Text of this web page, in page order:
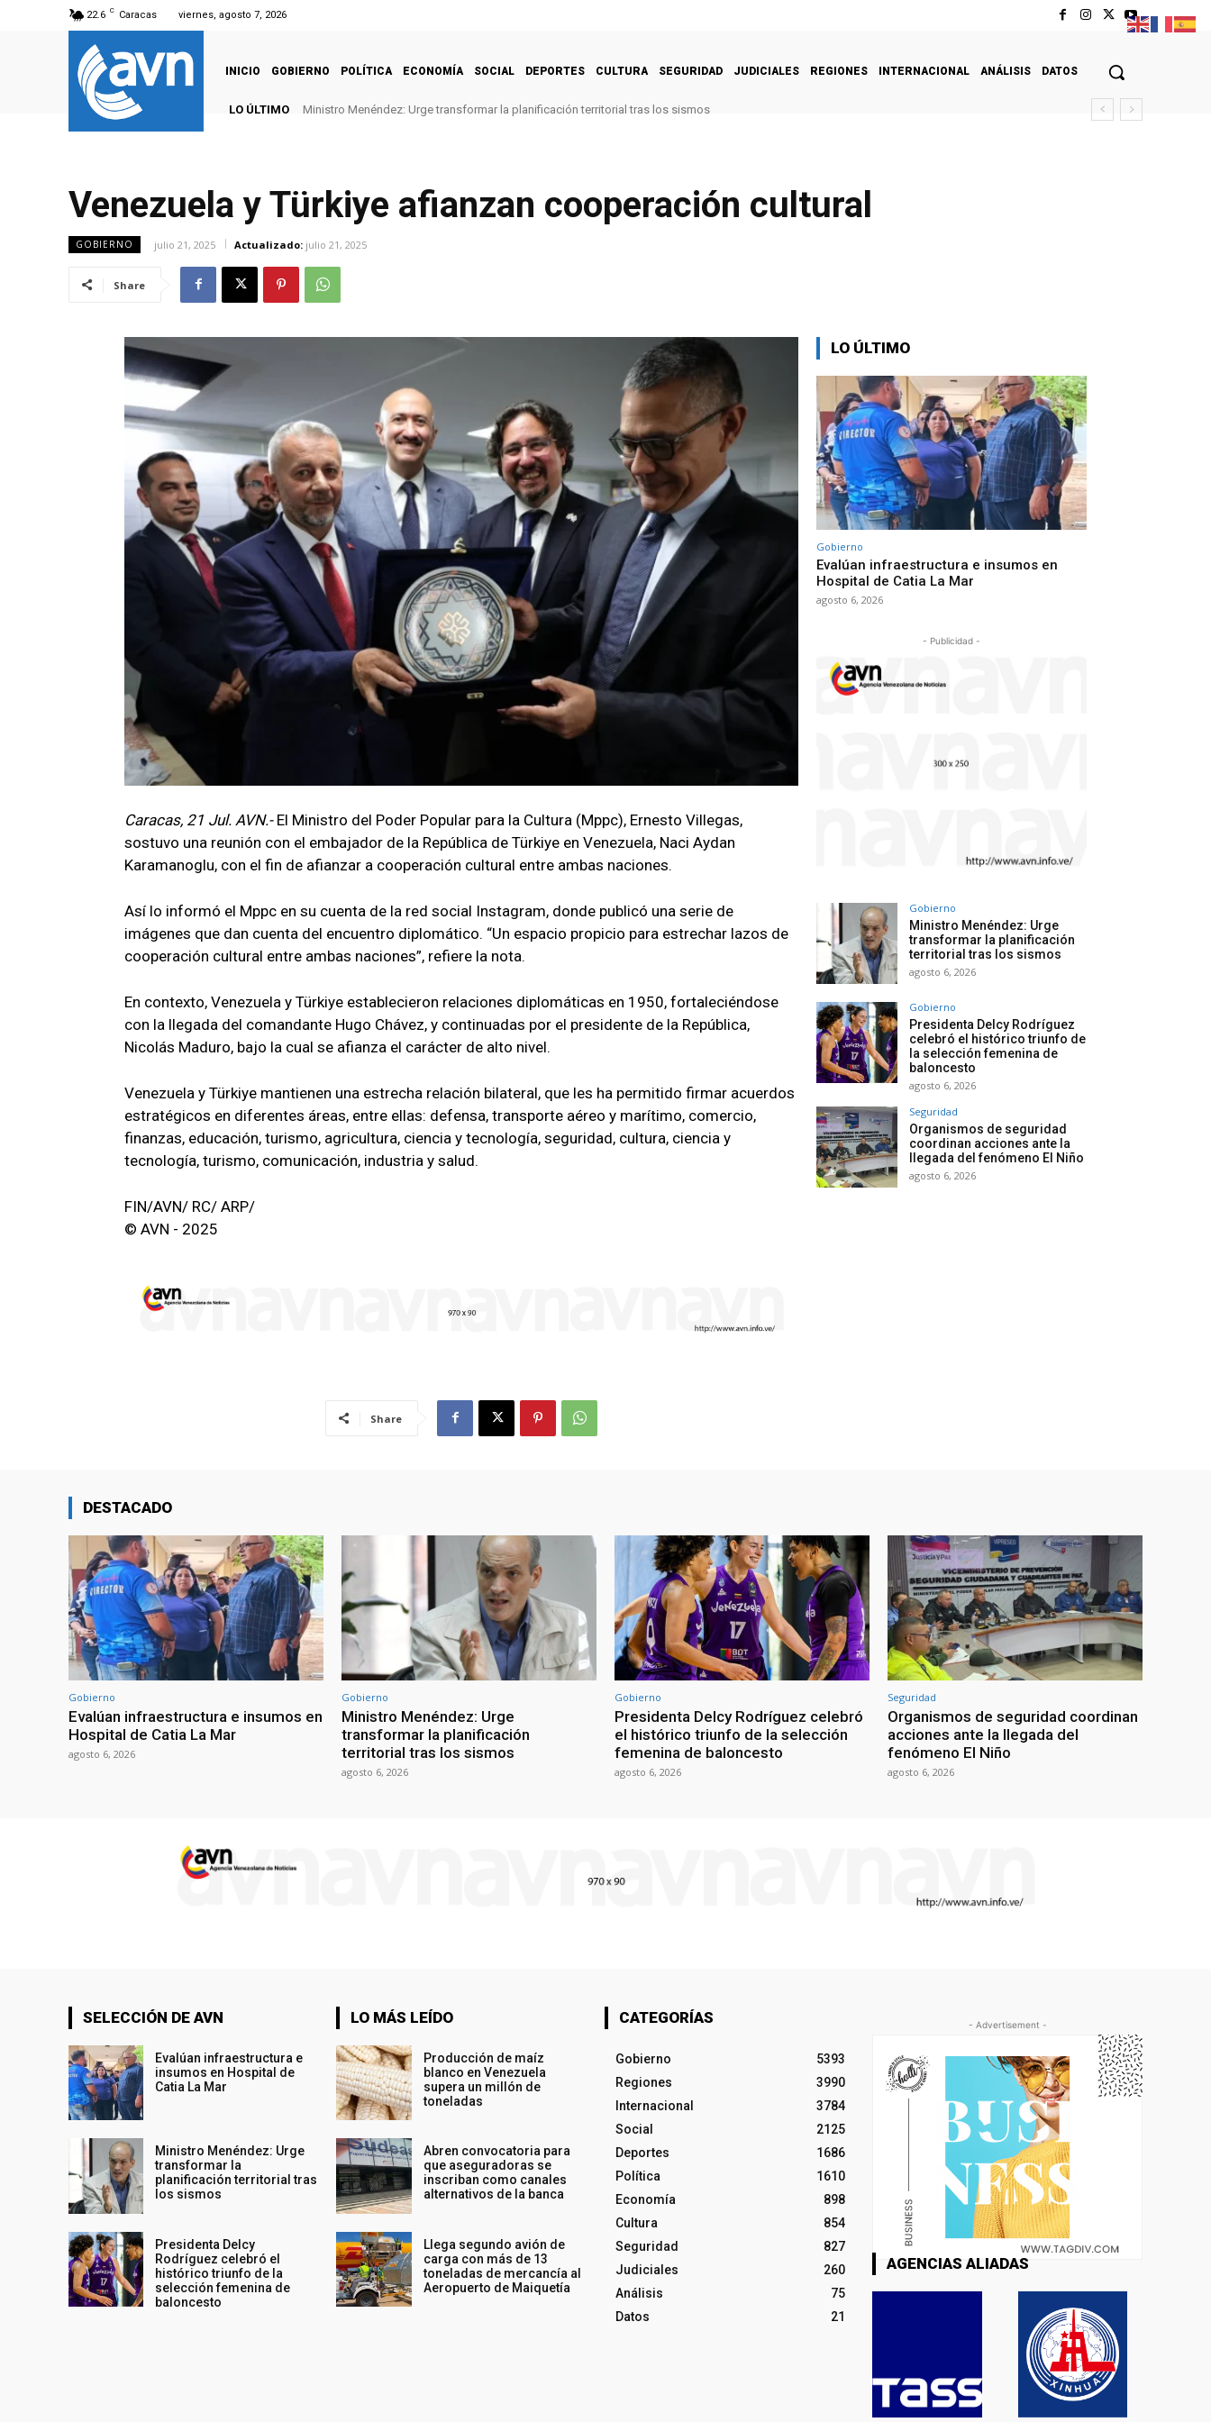
22.6 C Caracas viernes, agosto 7, 2026
INICIO GOBIERNO POLÍTICA ECONOMÍA SOCIAL DEPORTES CULTURA SEGURIDAD JUDICIALES REGIONES INTERNACIONAL ANÁLISIS DATOS
LO ÚLTIMO Ministro Menéndez: Urge transformar la planificación territorial tras los sismos
Venezuela y Türkiye afianzan cooperación cultural
GOBIERNO julio 21, 2025 Actualizado: julio 21, 2025
Share
Caracas, 21 Jul. AVN.- El Ministro del Poder Popular para la Cultura (Mppc), Ernesto Villegas,
sostuvo una reunión con el embajador de la República de Türkiye en Venezuela, Naci Aydan
Karamanoglu, con el fin de afianzar a cooperación cultural entre ambas naciones.
Así lo informó el Mppc en su cuenta de la red social Instagram, donde publicó una serie de
imágenes que dan cuenta del encuentro diplomático. “Un espacio propicio para estrechar lazos de
cooperación cultural entre ambas naciones”, refiere la nota.
En contexto, Venezuela y Türkiye establecieron relaciones diplomáticas en 1950, fortaleciéndose
con la llegada del comandante Hugo Chávez, y continuadas por el presidente de la República,
Nicolás Maduro, bajo la cual se afianza el carácter de alto nivel.
Venezuela y Türkiye mantienen una estrecha relación bilateral, que les ha permitido firmar acuerdos
estratégicos en diferentes áreas, entre ellas: defensa, transporte aéreo y marítimo, comercio,
finanzas, educación, turismo, agricultura, ciencia y tecnología, seguridad, cultura, ciencia y
tecnología, turismo, comunicación, industria y salud.
FIN/AVN/ RC/ ARP/
© AVN - 2025
Share
LO ÚLTIMO
Gobierno
Evalúan infraestructura e insumos en
Hospital de Catia La Mar
agosto 6, 2026
- Publicidad -
Gobierno
Ministro Menéndez: Urge
transformar la planificación
territorial tras los sismos
agosto 6, 2026
Gobierno
Presidenta Delcy Rodríguez
celebró el histórico triunfo de
la selección femenina de
baloncesto
agosto 6, 2026
Seguridad
Organismos de seguridad
coordinan acciones ante la
llegada del fenómeno El Niño
agosto 6, 2026
DESTACADO
Gobierno
Evalúan infraestructura e insumos en
Hospital de Catia La Mar
agosto 6, 2026
Gobierno
Ministro Menéndez: Urge
transformar la planificación
territorial tras los sismos
agosto 6, 2026
Gobierno
Presidenta Delcy Rodríguez celebró
el histórico triunfo de la selección
femenina de baloncesto
agosto 6, 2026
Seguridad
Organismos de seguridad coordinan
acciones ante la llegada del
fenómeno El Niño
agosto 6, 2026
SELECCIÓN DE AVN
Evalúan infraestructura e
insumos en Hospital de
Catia La Mar
Ministro Menéndez: Urge
transformar la
planificación territorial tras
los sismos
Presidenta Delcy
Rodríguez celebró el
histórico triunfo de la
selección femenina de
baloncesto
LO MÁS LEÍDO
Producción de maíz
blanco en Venezuela
supera un millón de
toneladas
Abren convocatoria para
que aseguradoras se
inscriban como canales
alternativos de la banca
Llega segundo avión de
carga con más de 13
toneladas de mercancía al
Aeropuerto de Maiquetía
CATEGORÍAS
Gobierno
5393
Regiones
3990
Internacional
3784
Social
2125
Deportes
1686
Política
1610
Economía
898
Cultura
854
Seguridad
827
Judiciales
260
Análisis
75
Datos
21
- Advertisement -
AGENCIAS ALIADAS